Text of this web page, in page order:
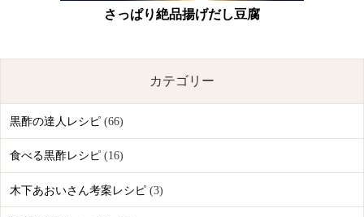
さっぱり絶品揚げだし豆腐
カテゴリー
黒酢の達人レシピ(66)
食べる黒酢レシピ(16)
木下あおいさん考案レシピ(3)